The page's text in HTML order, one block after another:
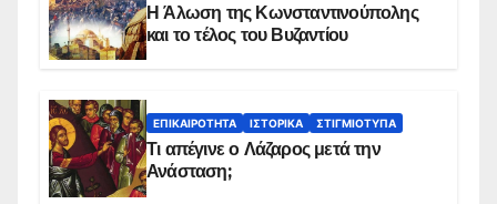
Η Άλωση της Κωνσταντινούπολης
και το τέλος του Βυζαντίου
ΕΠΙΚΑΙΡΌΤΗΤΑ ΙΣΤΟΡΙΚΆ ΣΤΙΓΜΙΌΤΥΠΑ
Τι απέγινε ο Λάζαρος μετά την
Ανάσταση;